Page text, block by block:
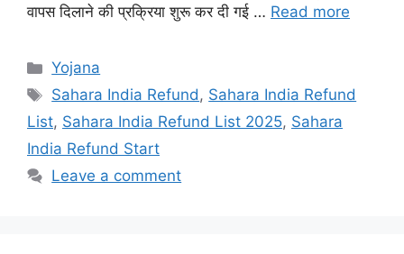
वापस दिलाने की प्रक्रिया शुरू कर दी गई … Read more
Categories
Yojana
Tags
Sahara India Refund, Sahara India Refund
List, Sahara India Refund List 2025, Sahara
India Refund Start
Leave a comment